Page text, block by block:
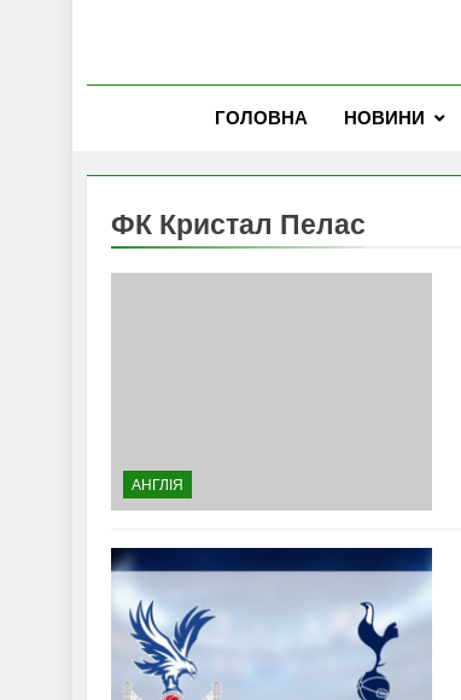
ГОЛОВНА НОВИНИ
ФК Кристал Пелас
АНГЛІЯ